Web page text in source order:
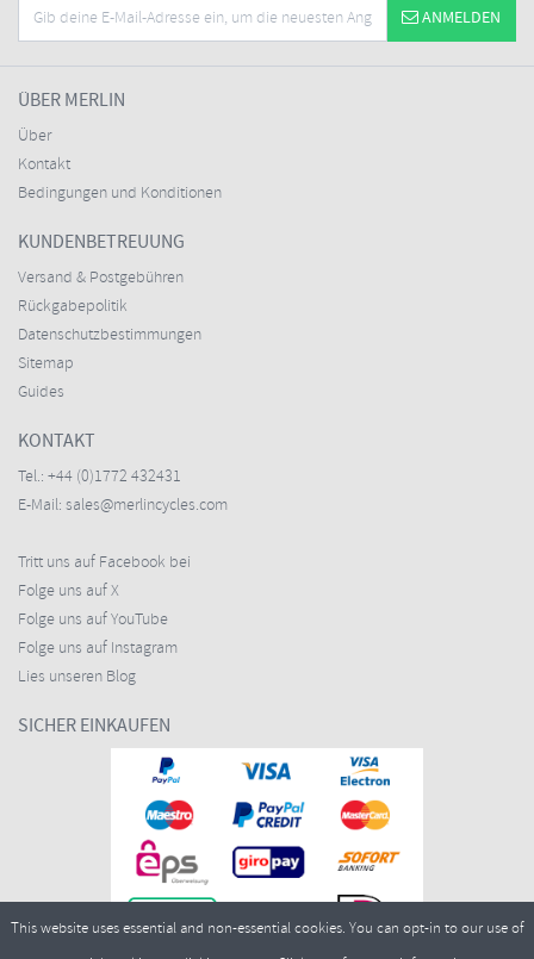
ANMELDEN
ÜBER MERLIN
Über
Kontakt
Bedingungen und Konditionen
KUNDENBETREUUNG
Versand & Postgebühren
Rückgabepolitik
Datenschutzbestimmungen
Sitemap
Guides
KONTAKT
Tel.: +44 (0)1772 432431
E-Mail: sales@merlincycles.com
Tritt uns auf Facebook bei
Folge uns auf X
Folge uns auf YouTube
Folge uns auf Instagram
Lies unseren Blog
SICHER EINKAUFEN
This website uses essential and non-essential cookies. You can opt-in to our use of